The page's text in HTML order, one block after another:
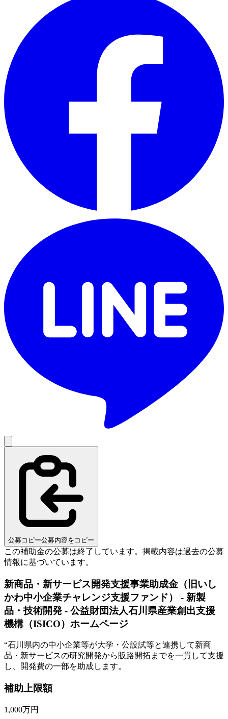
公募コピー公募内容をコピー
この補助金の公募は終了しています。 掲載内容は過去の公募
情報に基づいています。
新商品・新サービス開発支援事業助成金（旧いし
かわ中小企業チャレンジ支援ファンド） - 新製
品・技術開発 - 公益財団法人石川県産業創出支援
機構（ISICO）ホームページ
“石川県内の中小企業等が大学・公設試等と連携して新商
品・新サービスの研究開発から販路開拓までを一貫して支援
し、開発費の一部を助成します。
補助上限額
1,000万円